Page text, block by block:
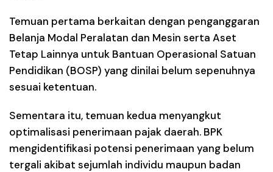
Temuan pertama berkaitan dengan penganggaran
Belanja Modal Peralatan dan Mesin serta Aset
Tetap Lainnya untuk Bantuan Operasional Satuan
Pendidikan (BOSP) yang dinilai belum sepenuhnya
sesuai ketentuan.
Sementara itu, temuan kedua menyangkut
optimalisasi penerimaan pajak daerah. BPK
mengidentifikasi potensi penerimaan yang belum
tergali akibat sejumlah individu maupun badan